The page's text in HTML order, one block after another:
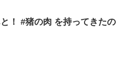
！ #猪の肉 を持ってきたの